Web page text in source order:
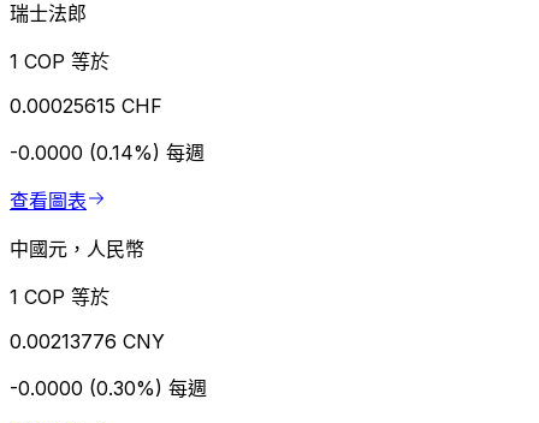
瑞士法郎
1 COP 等於
0.00025615 CHF
-0.0000 (0.14%) 每週
查看圖表
中國元，人民幣
1 COP 等於
0.00213776 CNY
-0.0000 (0.30%) 每週